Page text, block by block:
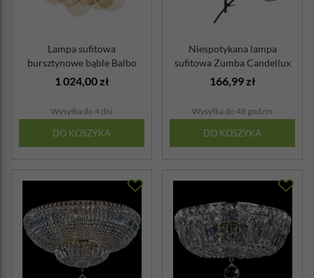
Lampa sufitowa
bursztynowe bąble Balbo
Maytoni Modern
1 024,00 zł
Wysyłka do 4 dni
DO KOSZYKA
Niespotykana lampa
sufitowa Zumba Candellux
166,99 zł
Wysyłka do 48 godzin
DO KOSZYKA